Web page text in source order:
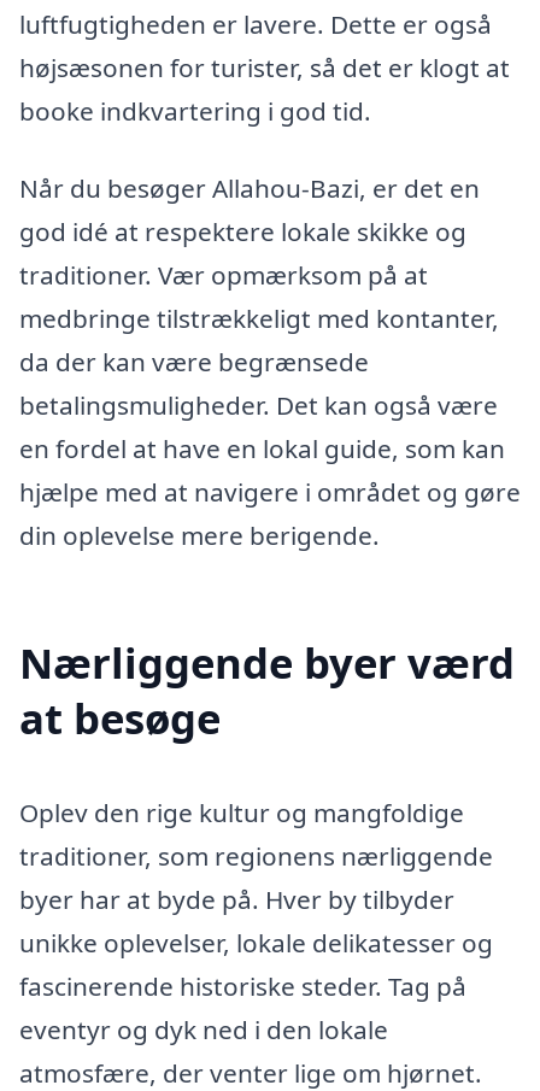
luftfugtigheden er lavere. Dette er også
højsæsonen for turister, så det er klogt at
booke indkvartering i god tid.
Når du besøger Allahou-Bazi, er det en
god idé at respektere lokale skikke og
traditioner. Vær opmærksom på at
medbringe tilstrækkeligt med kontanter,
da der kan være begrænsede
betalingsmuligheder. Det kan også være
en fordel at have en lokal guide, som kan
hjælpe med at navigere i området og gøre
din oplevelse mere berigende.
Nærliggende byer værd
at besøge
Oplev den rige kultur og mangfoldige
traditioner, som regionens nærliggende
byer har at byde på. Hver by tilbyder
unikke oplevelser, lokale delikatesser og
fascinerende historiske steder. Tag på
eventyr og dyk ned i den lokale
atmosfære, der venter lige om hjørnet.